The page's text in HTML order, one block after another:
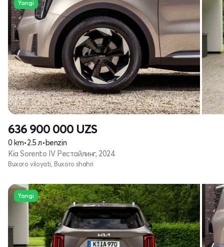
Yangi
636 900 000 UZS
0 km•2.5 л• benzin
Kia Sorento IV Рестайлинг, 2024
Buxoro viloyati, Buxoro shahri
Yangi